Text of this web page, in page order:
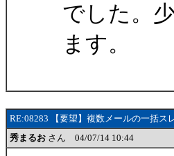
でした。
ます。
RE:08283 【要望】複数メールの一括ス
秀まるお さん 04/07/14 10:44